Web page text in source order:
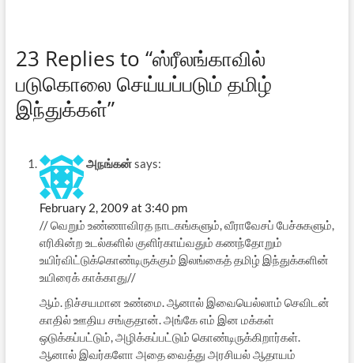
23 Replies to “ஸ்ரீலங்காவில்
படுகொலை செய்யப்படும் தமிழ்
இந்துக்கள்”
அநங்கன்says:
February 2, 2009 at 3:40 pm
// வெறும் உண்ணாவிரத நாடகங்களும், வீராவேசப் பேச்சுகளும்,
எரிகின்ற உடல்களில் குளிர்காய்வதும் கணந்தோறும்
உயிர்விட்டுக்கொண்டிருக்கும் இலங்கைத் தமிழ் இந்துக்களின்
உயிரைக் காக்காது//
ஆம். நிச்சயமான உண்மை. ஆனால் இவையெல்லாம் செவிடன்
காதில் ஊதிய சங்குதான். அங்கே எம் இன மக்கள்
ஒடுக்கப்பட்டும், அழிக்கப்பட்டும் கொண்டிருக்கிறார்கள்.
ஆனால் இவர்களோ அதை வைத்து அரசியல் ஆதாயம்